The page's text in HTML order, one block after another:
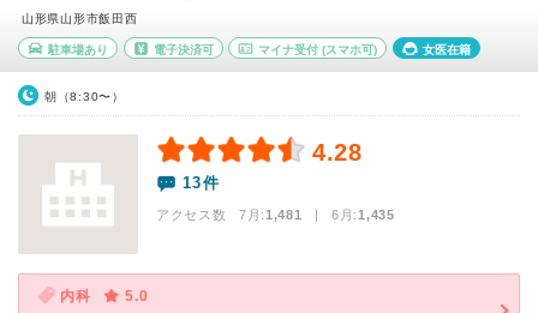
山形県山形市飯田西
駐車場あり 電子決済可 マイナ受付 (スマホ可) 女医在籍
朝（8:30〜）
4.28
13件
アクセス数 7月:1,481 | 6月:1,435
内科
5.0